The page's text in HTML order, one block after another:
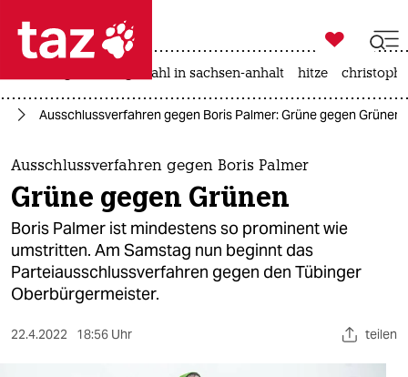
 taz zahl ich
taz zahl ich
themen
politik
öko
gesellschaft
kultur

taz zahl ich
landtagswahl in sachsen-anhalt hitze
Ausschlussverfahren gegen Boris Palmer: Grüne gegen Grünen
Ausschlussverfahren gegen Boris Palmer
Grüne gegen Grünen
Boris Palmer ist mindestens so prominent wie
umstritten. Am Samstag nun beginnt das
Parteiausschlussverfahren gegen den Tübinger
Oberbürgermeister.
22.4.2022 18:56 Uhr teilen